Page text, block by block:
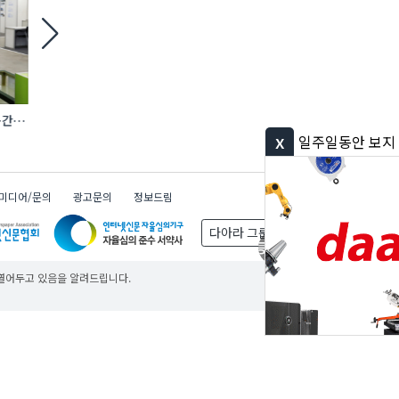
·
완속충전기 첫선
무료 무료 무료
일주일동안 보지 않기
디어/문의 광고문의 정보드림
다아라 그룹
두고 있음을 알려드립니다.